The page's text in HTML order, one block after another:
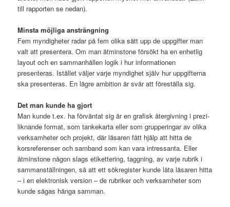
till rapporten se nedan).
Minsta möjliga ansträngning
Fem myndigheter radar på fem olika sätt upp de uppgifter man
valt att presentera. Om man åtminstone försökt ha en enhetlig
layout och en sammanhållen logik i hur informationen
presenteras. Istället väljer varje myndighet själv hur uppgifterna
ska presenteras. En lägre ambition är svår att föreställa sig.
Det man kunde ha gjort
Man kunde t.ex. ha förväntat sig är en grafisk återgivning i prezi-
liknande format, som tankekarta eller som grupperingar av olika
verksamheter och projekt, där läsaren fått hjälp att hitta de
korsreferenser och samband som kan vara intressanta. Eller
åtminstone någon slags etikettering, taggning, av varje rubrik i
sammanställningen, så att ett sökregister kunde låta läsaren hitta
– i en elektronisk version – de rubriker och verksamheter som
kunde sägas hänga samman.